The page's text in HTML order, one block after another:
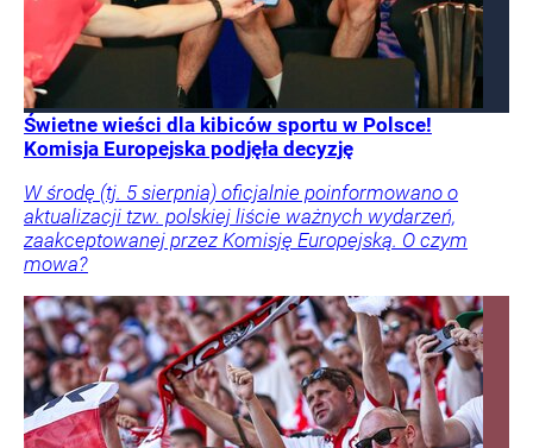
Świetne wieści dla kibiców sportu w Polsce!
Komisja Europejska podjęła decyzję
W środę (tj. 5 sierpnia) oficjalnie poinformowano o
aktualizacji tzw. polskiej liście ważnych wydarzeń,
zaakceptowanej przez Komisję Europejską. O czym
mowa?